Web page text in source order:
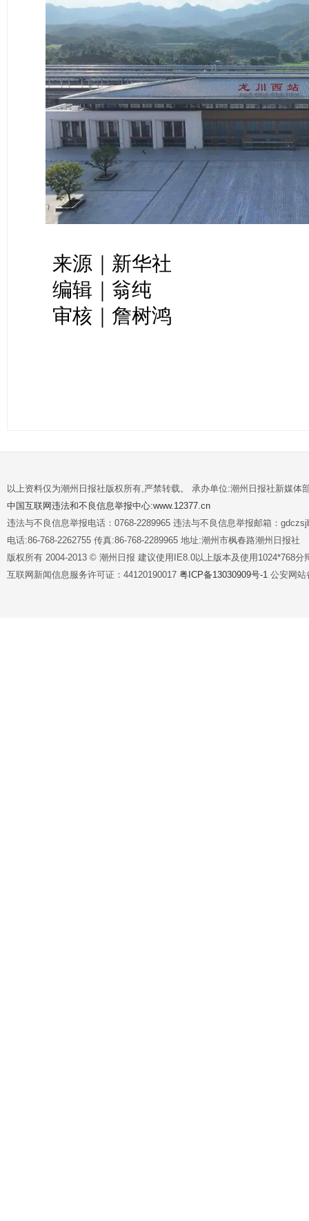
来源｜新华社
编辑｜翁纯
审核｜詹树鸿
以上资料仅为潮州日报社版权所有,严禁转载。 承办单位:潮州日报社新媒体
中国互联网违法和不良信息举报中心:www.12377.cn
违法与不良信息举报电话：0768-2289965 违法与不良信息举报邮箱：
电话:86-768-2262755 传真:86-768-2289965 地址:潮州市枫春路潮州日报社
版权所有 2004-2013 © 潮州日报 建议使用IE8.0以上版本及使用1024*768分
互联网新闻信息服务许可证：44120190017 粤ICP备13030909号-1 公安网站